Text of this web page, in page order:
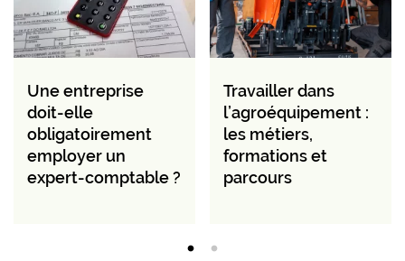
Une entreprise
doit-elle
obligatoirement
employer un
expert-comptable ?
Travailler dans
l’agroéquipement :
les métiers,
formations et
parcours